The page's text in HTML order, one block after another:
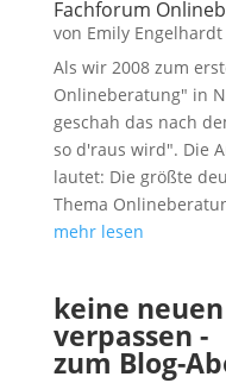
Fachforum
von Emily Engelhardt
Als wir 2008 zum
Onlineberatung" in
geschah das nach
so d'raus wird". Die
lautet: Die größte
Thema
mehr lesen
keine
verpassen -
zum Blog-